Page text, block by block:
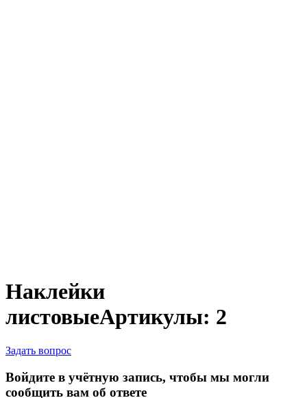
Наклейки
листовыеАртикулы: 2
Задать вопрос
Войдите в учётную запись, чтобы мы могли
сообщить вам об ответе